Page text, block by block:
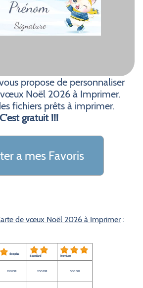
propose de personnaliser
Noël 2026 à Imprimer.
fichiers prêts à imprimer.
C'est gratuit !!!
a mes Favoris
de vœux Noël 2026 à Imprimer :
éco plus Standard Premium
100 DPI 200 DPI 300 DPI